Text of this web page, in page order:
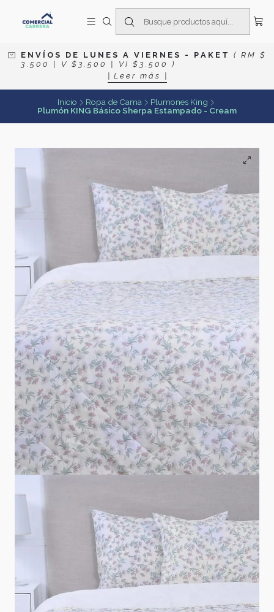
E N V Í O S D E L U N E S A V I E R N E S - P A K E T
( R M $
3 . 5 0 0 | V $ 3 . 5 0 0 | V I $ 3 . 5 0 0 )
| L e e r m á s |
Inicio Ropa de Cama
Plumones King
Plumón KING Básico Sherpa Estampado - Cream